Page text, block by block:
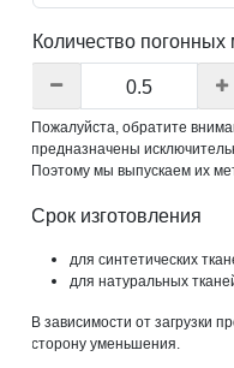
Количество погонных
Пожалуйста, обратите
предназначены
Поэтому мы выпускаем их
Срок изготовления
для синтетических
для натуральных
В зависимости от загрузки
сторону уменьшения.